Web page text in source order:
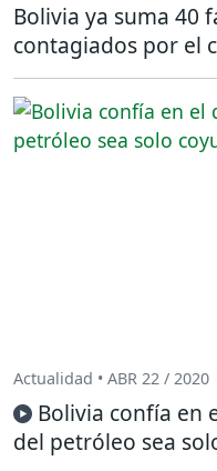
Bolivia ya suma 40
contagiados por el
Actualidad • ABR 22 / 2020
Bolivia confía en
del petróleo sea